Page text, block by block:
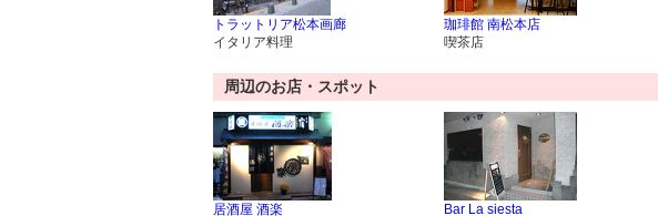
トラットリア松本画廊
イタリア料理
珈琲館 南松本店
喫茶店
周辺のお店・スポット
居酒屋 酒楽 Bar La siesta